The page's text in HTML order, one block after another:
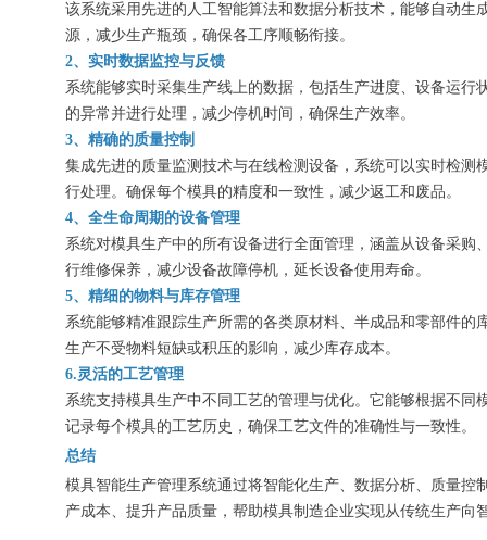
该系统采用先进的人工智能算法和数据分析技术，能够自动
源，减少生产瓶颈，确保各工序顺畅衔接。
2、实时数据监控与反馈
系统能够实时采集生产线上的数据，包括生产进度、设备运
的异常并进行处理，减少停机时间，确保生产效率。
3、精确的质量控制
集成先进的质量监测技术与在线检测设备，系统可以实时检
行处理。确保每个模具的精度和一致性，减少返工和废品。
4、全生命周期的设备管理
系统对模具生产中的所有设备进行全面管理，涵盖从设备采
行维修保养，减少设备故障停机，延长设备使用寿命。
5、精细的物料与库存管理
系统能够精准跟踪生产所需的各类原材料、半成品和零部件
生产不受物料短缺或积压的影响，减少库存成本。
6.灵活的工艺管理
系统支持模具生产中不同工艺的管理与优化。它能够根据不
记录每个模具的工艺历史，确保工艺文件的准确性与一致性。
总结
模具智能生产管理系统通过将智能化生产、数据分析、质量
产成本、提升产品质量，帮助模具制造企业实现从传统生产向